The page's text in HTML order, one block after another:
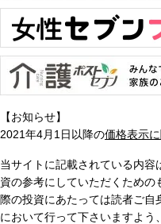
【お知らせ】
2021年4月1日以降の価格表示
当サイトに記載されている内容
資の参考にしていただくための
際の投資にあたっては読者ご自
において行って下さいますよう